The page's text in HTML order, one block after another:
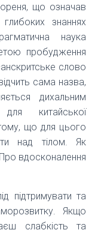
що означав
знаннях
наука
пробудження
слово
сама назва,
дихальним
китайської
що для цього
над тілом. Як
вдосконалення
підтримувати та
Якщо
слабкість та